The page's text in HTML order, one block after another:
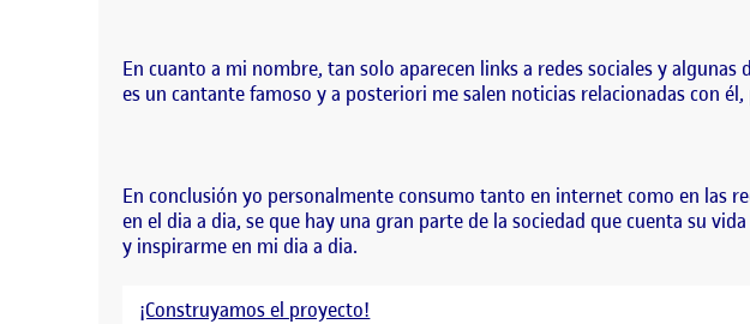
En cuanto a mi nombre, tan solo aparecen links a redes sociales y
es un cantante famoso y a posteriori me salen noticias relacionadas con
En conclusión yo personalmente consumo tanto en internet como en las
en el dia a dia, se que hay una gran parte de la sociedad que cuenta su
y inspirarme en mi dia a dia.
¡Construyamos el proyecto!